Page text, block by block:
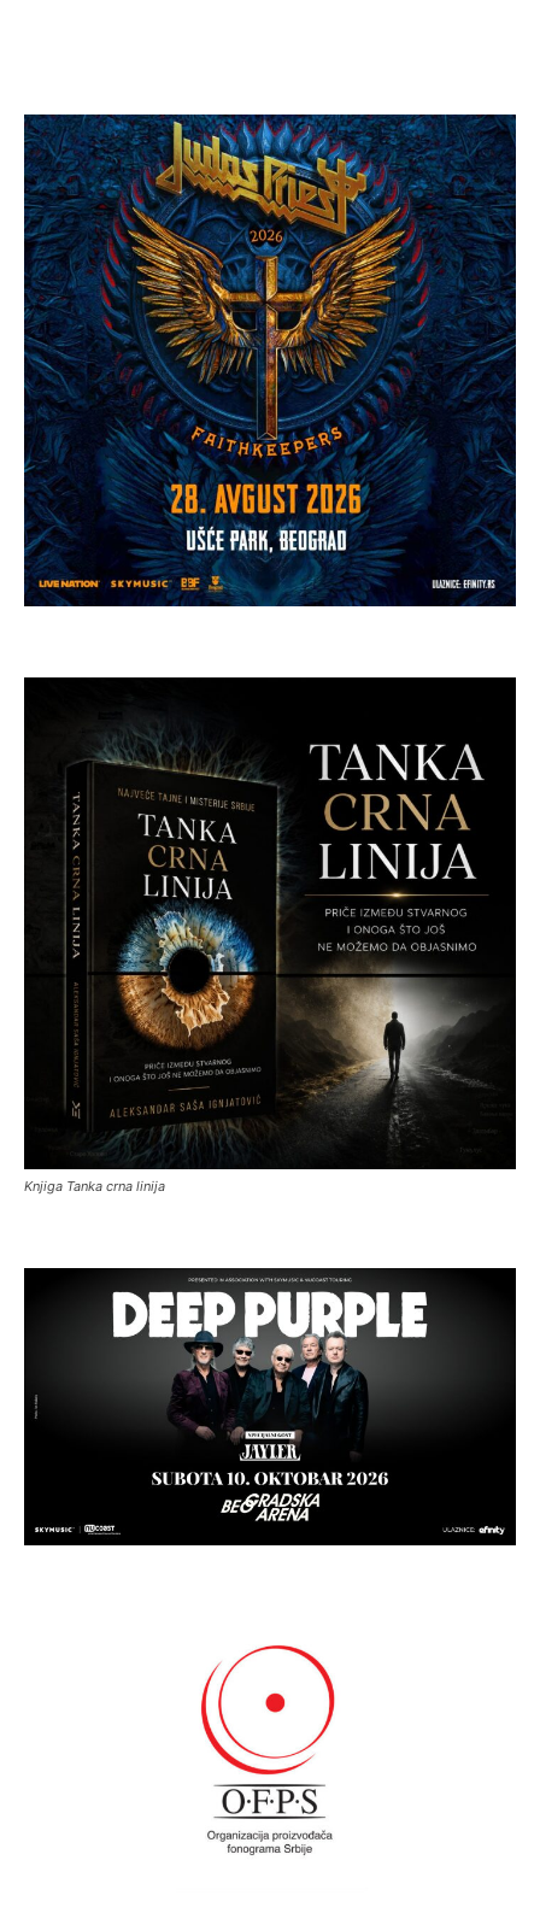
Knjiga Tanka crna linija